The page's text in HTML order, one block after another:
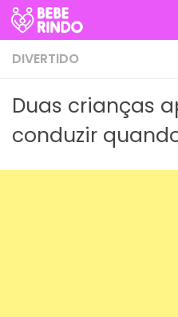
Skip to content
DIVERTIDO
Duas crianças
conduzir